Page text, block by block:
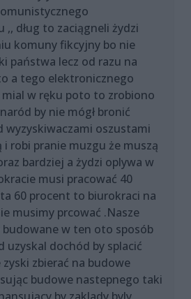
dług to zaciągneli żydzi
komuny fikcyjny bo nie
państwa lecz od razu na
a tego elektronicznego
w ręku poto to zrobiono
by nie mógł bronić
wyzyskiwaczami oszustami
robi pranie muzgu że muszą
bardziej a żydzi oplywa w
musi pracować 40
60 procent to biurokraci na
musimy prcować .Nasze
budowane w ten oto sposób
uzyskal dochód by splacić
zbierać na budowe
budowe nastepnego taki